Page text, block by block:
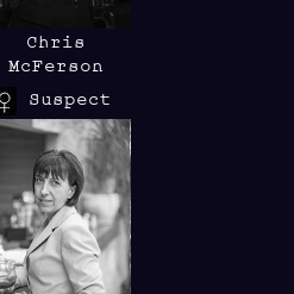
Chris
McFerson
Suspect